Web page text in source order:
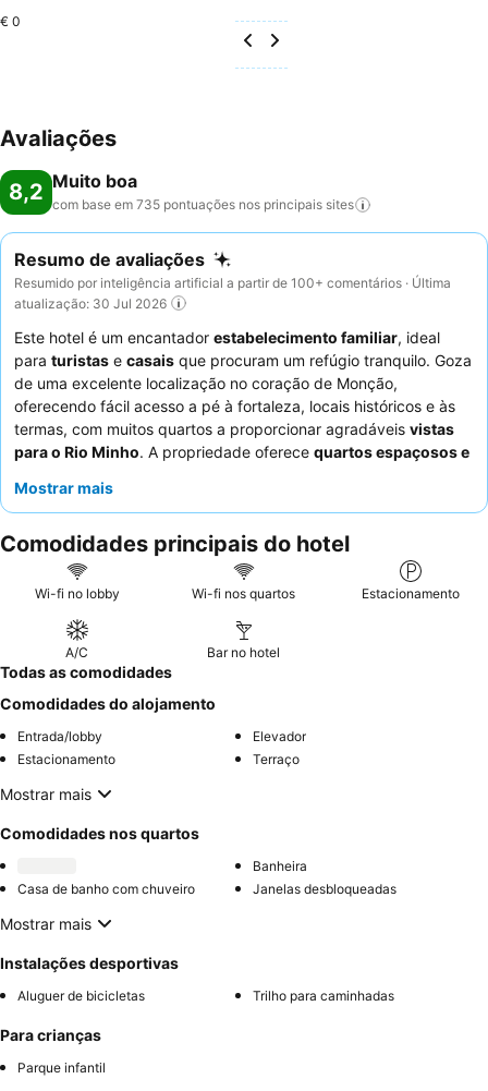
€ 0
Avaliações
8,2 Muito boa
com base em 735 pontuações nos principais sites
Resumo de avaliações
Resumido por inteligência artificial a partir de 100+ comentários · Última
atualização: 30 Jul 2026
Este hotel é um encantador estabelecimento familiar, ideal
para turistas e casais que procuram um refúgio tranquilo. Goza
de uma excelente localização no coração de Monção,
oferecendo fácil acesso a pé à fortaleza, locais históricos e às
termas, com muitos quartos a proporcionar agradáveis vistas
para o Rio Minho. A propriedade oferece quartos espaçosos e
relaxante. Os hóspedes elogiam consistentemente o
almoçoé frequentemente destacado pela sua variedade e
qualidade. Para uma experiência mais tranquila, considere pedir
um quarto virado para o jardim.
Mostrar mais
Comodidades principais do hotel
Wi-fi no lobby Wi-fi nos quartos Estacionamento
A/C Bar no hotel
Todas as comodidades
Comodidades do alojamento
Entrada/lobby
Elevador
Estacionamento
Terraço
Mostrar mais
Comodidades nos quartos
Banheira
Casa de banho com chuveiro
Janelas desbloqueadas
Mostrar mais
Instalações desportivas
Aluguer de bicicletas Trilho para caminhadas
Para crianças
Parque infantil